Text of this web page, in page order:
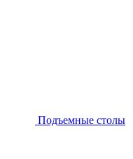
Подъемные столы